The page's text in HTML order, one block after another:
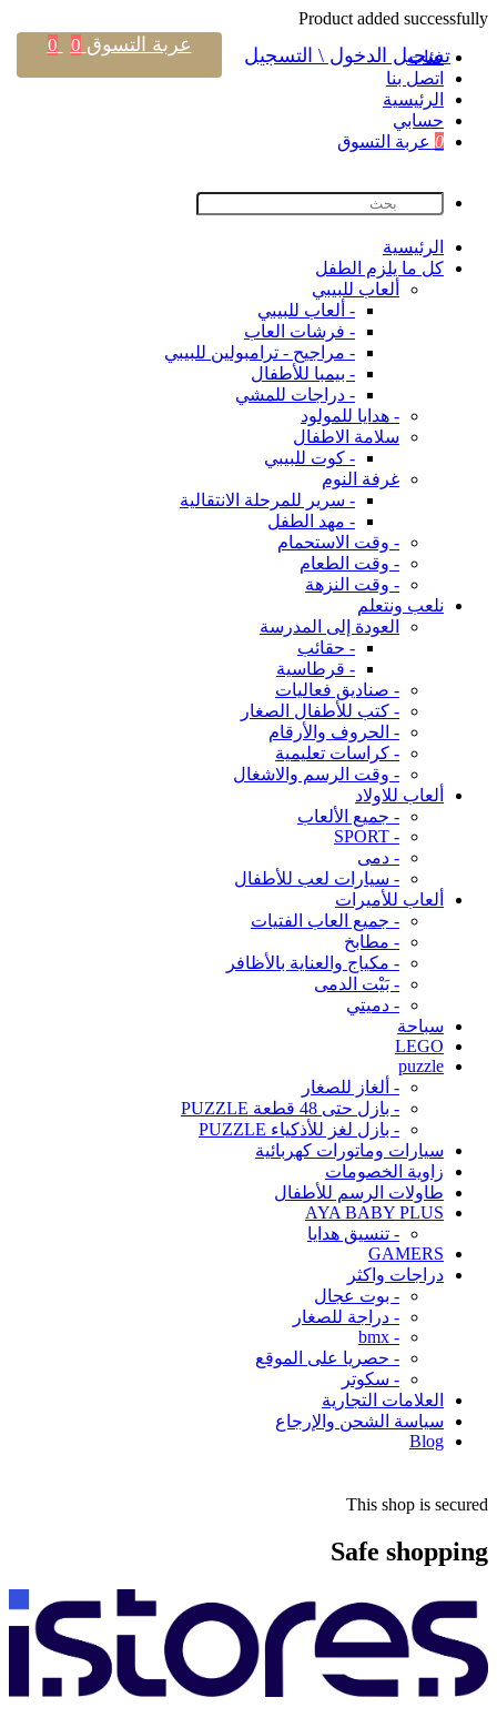
Product added successfully
فئات
اتصل بنا
اﻟﺮﺋﻴﺴﻴﺔ
حسابي
0 عربة التسوق
اﻟﺮﺋﻴﺴﻴﺔ
كل ما يلزم الطفل
ألعاب للبيبي
- ألعاب للبيبي
- فرشات العاب
- مراجيح - ترامبولين للبيبي
- بيمبا للأطفال
- دراجات للمشي
- هدايا للمولود
سلامة الاطفال
- كوت للبيبي
غرفة النوم
- سرير للمرحلة الانتقالية
- مهد الطفل
- وقت الاستحمام
- وقت الطعام
- وقت النزهة
نلعب ونتعلم
العودة إلى المدرسة
- حقائب
- قرطاسية
- صناديق فعاليات
- كتب للأطفال الصغار
- الحروف والأرقام
- كراسات تعليمية
- وقت الرسم والاشغال
ألعاب للاولاد
- جميع الألعاب
- SPORT
- دمى
- سيارات لعب للأطفال
ألعاب للأميرات
- جميع العاب الفتيات
- مطابخ
- مكياج والعناية بالأظافر
- بَيْت الدمى
- دميتي
سباحة
LEGO
puzzle
- ألغاز للصغار
- بازل حتى 48 قطعة PUZZLE
- بازل لغز للأذكياء PUZZLE
سيارات وماتورات كهربائية
زاوية الخصومات
طاولات الرسم للأطفال
AYA BABY PLUS
- تنسيق هدايا
GAMERS
دراجات واكثر
- بوت عجال
- دراجة للصغار
- bmx
- حصريا على الموقع
- سكوتر
العلامات التجارية
سياسة الشحن والإرجاع
Blog
This shop is secured
Safe shopping
تسجيل الدخول \ التسجيل عربة التسوق 0
0